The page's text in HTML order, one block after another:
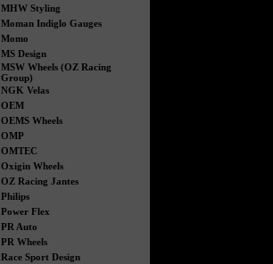
MHW Styling
Moman Indiglo Gauges
Momo
MS Design
MSW Wheels (OZ Racing
Group)
NGK Velas
OEM
OEMS Wheels
OMP
OMTEC
Oxigin Wheels
OZ Racing Jantes
Philips
Power Flex
PR Auto
PR Wheels
Race Sport Design